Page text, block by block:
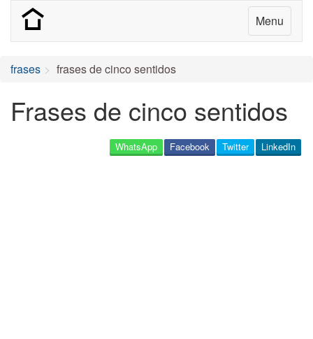
Menu
frases frases de cinco sentidos
Frases de cinco sentidos
LinkedIn
Twitter
Facebook
WhatsApp